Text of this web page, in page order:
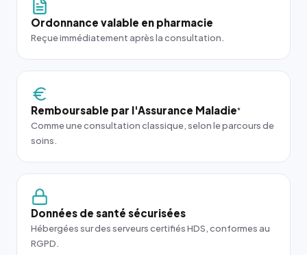
Ordonnance valable en pharmacie
Reçue immédiatement après la consultation.
Remboursable par l'Assurance Maladie*
Comme une consultation classique, selon le parcours de
soins.
Données de santé sécurisées
Hébergées sur des serveurs certifiés HDS, conformes au
RGPD.